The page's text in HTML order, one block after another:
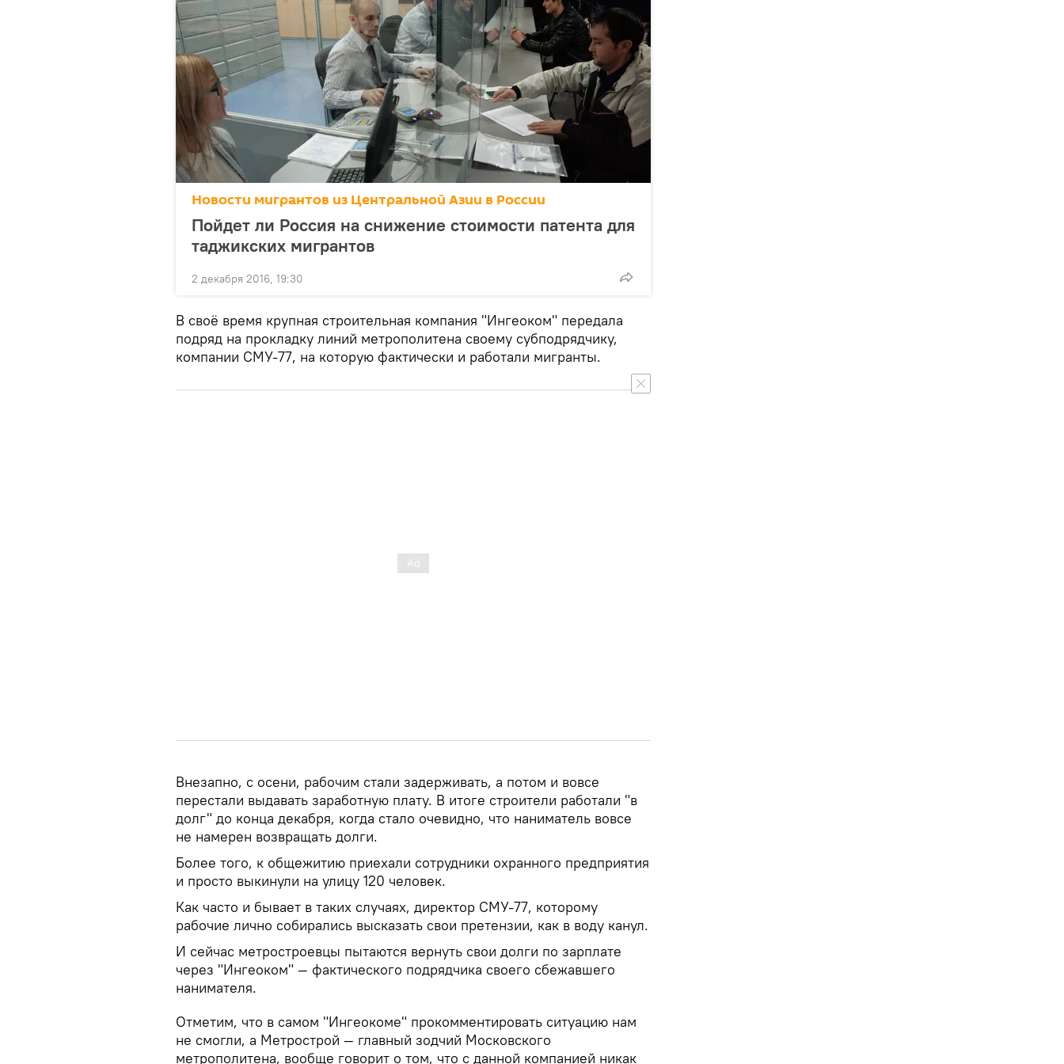
Новости мигрантов из Центральной Азии в России
Пойдет ли Россия на снижение стоимости патента для
таджикских мигрантов
2 декабря 2016, 19:30
В своё время крупная строительная компания "Ингеоком" передала
подряд на прокладку линий метрополитена своему субподрядчику,
компании СМУ-77, на которую фактически и работали мигранты.
Внезапно, с осени, рабочим стали задерживать, а потом и вовсе
перестали выдавать заработную плату. В итоге строители работали "в
долг" до конца декабря, когда стало очевидно, что наниматель вовсе
не намерен возвращать долги.
Более того, к общежитию приехали сотрудники охранного предприятия
и просто выкинули на улицу 120 человек.
Как часто и бывает в таких случаях, директор СМУ-77, которому
рабочие лично собирались высказать свои претензии, как в воду канул.
И сейчас метростроевцы пытаются вернуть свои долги по зарплате
через "Ингеоком" — фактического подрядчика своего сбежавшего
нанимателя.
Отметим, что в самом "Ингеокоме" прокомментировать ситуацию нам
не смогли, а Метрострой — главный зодчий Московского
метрополитена, вообще говорит о том, что с данной компанией никак